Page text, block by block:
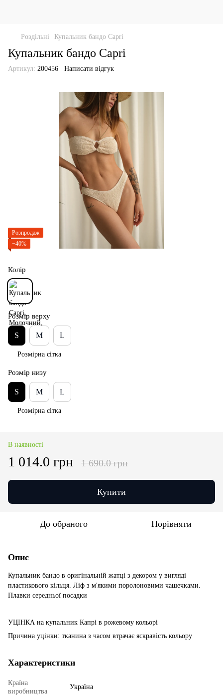
Роздільні Купальник бандо Capri
Купальник бандо Capri
Артикул: 200456 Написати відгук
Розпродаж
−40%
Колір
Розмір верху
S M L
Розмірна сітка
Розмір низу
S M L
Розмірна сітка
В наявності
1 014.0 грн 1 690.0 грн
Купити
До обраного Порівняти
Опис
Купальник бандо в оригінальній жатці з декором у вигляді
пластикового кільця. Ліф з м'якими поролоновими чашечками.
Плавки середньої посадки
УЦІНКА на купальник Капрі в рожевому кольорі
Причина уцінки: тканина з часом втрачає яскравість кольору
Характеристики
Країна
виробництва
Україна